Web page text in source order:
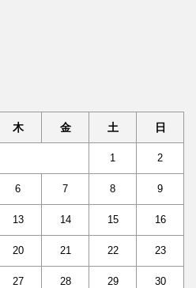
木 金 土 日
1 2
6 7 8 9
13 14 15 16
20 21 22 23
27 28 29 30